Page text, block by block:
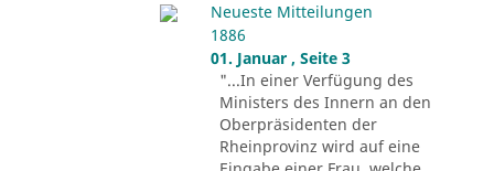
Neueste Mitteilungen
1886
01. Januar , Seite 3
"...In einer Verfügung des
Ministers des Innern an den
Oberpräsidenten der
Rheinprovinz wird auf eine